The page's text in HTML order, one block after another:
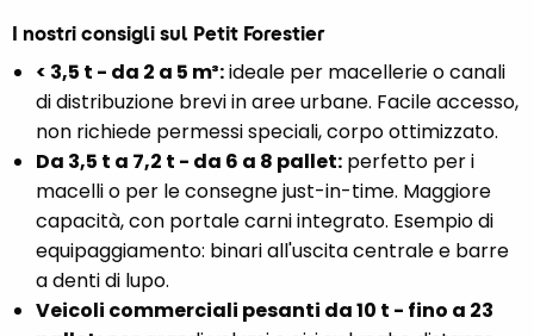
I nostri consigli sul Petit Forestier
< 3,5 t - da 2 a 5 m³:ideale per macellerie o canali
di distribuzione brevi in aree urbane. Facile accesso,
non richiede permessi speciali, corpo ottimizzato.
Da 3,5 t a 7,2 t - da 6 a 8 pallet: perfetto per i
macelli o per le consegne just-in-time. Maggiore
capacità, con portale carni integrato. Esempio di
equipaggiamento: binari all'uscita centrale e barre
a denti di lupo.
Veicoli commerciali pesanti da 10 t - fino a 23